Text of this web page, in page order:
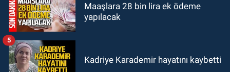
Maaşlara 28 bin lira ek ödeme
yapılacak
Kadriye Karademir hayatını kaybetti
5